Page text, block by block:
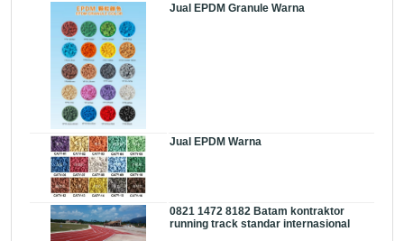
Jual EPDM Granule Warna
Jual EPDM Warna
0821 1472 8182 Batam kontraktor
running track standar internasional